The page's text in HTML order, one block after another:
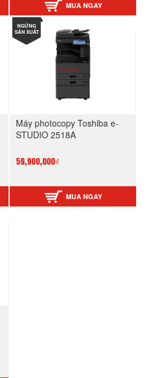
MUA NGAY
NGỪNG
SẢN XUẤT
Máy photocopy Toshiba e-
STUDIO 2518A
59,900,000₫
MUA NGAY